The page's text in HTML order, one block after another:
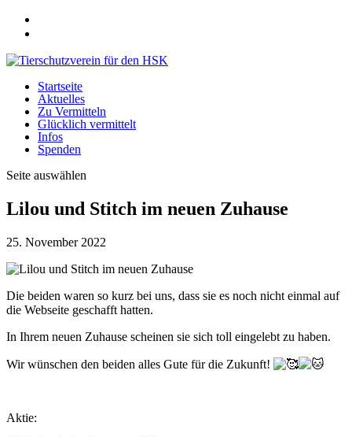
Startseite
Aktuelles
Zu Vermitteln
Glücklich vermittelt
Infos
Spenden
Seite auswählen
Lilou und Stitch im neuen Zuhause
25. November 2022
Die beiden waren so kurz bei uns, dass sie es noch nicht einmal auf
die Webseite geschafft hatten.
In Ihrem neuen Zuhause scheinen sie sich toll eingelebt zu haben.
Wir wünschen den beiden alles Gute für die Zukunft!
Aktie: